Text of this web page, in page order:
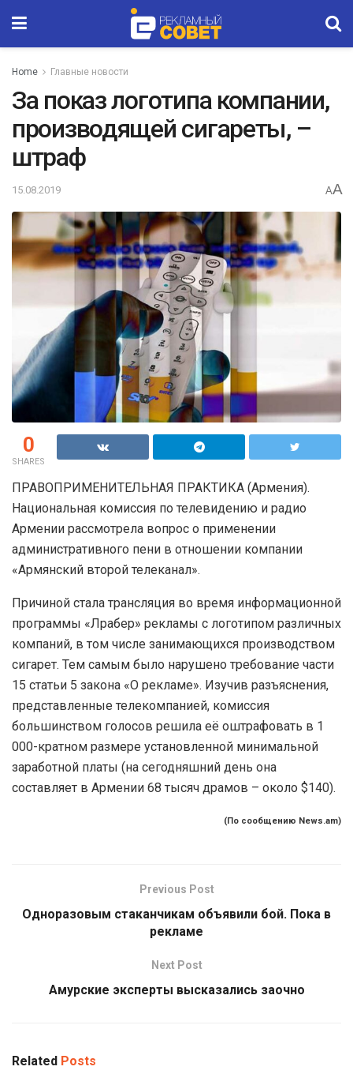
Home Главные новости
За показ логотипа компании,
производящей сигареты, –
штраф
15.08.2019 AA
0
SHARES
ПРАВОПРИМЕНИТЕЛЬНАЯ ПРАКТИКА (Армения).
Национальная комиссия по телевидению и радио
Армении рассмотрела вопрос о применении
административного пени в отношении компании
«Армянский второй телеканал».
Причиной стала трансляция во время информационной
программы «Лрабер» рекламы с логотипом различных
компаний, в том числе занимающихся производством
сигарет. Тем самым было нарушено требование части
15 статьи 5 закона «О рекламе». Изучив разъяснения,
представленные телекомпанией, комиссия
большинством голосов решила её оштрафовать в 1
000-кратном размере установленной минимальной
заработной платы (на сегодняшний день она
составляет в Армении 68 тысяч драмов – около $140).
(По сообщению News.am)
Previous Post
Одноразовым стаканчикам объявили бой. Пока в
рекламе
Next Post
Амурские эксперты высказались заочно
Related Posts